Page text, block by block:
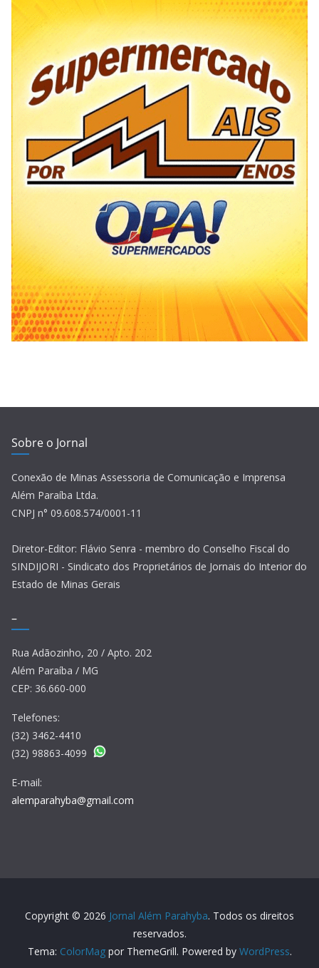
Sobre o Jornal
Conexão de Minas Assessoria de Comunicação e Imprensa
Além Paraíba Ltda.
CNPJ n° 09.608.574/0001-11
Diretor-Editor: Flávio Senra - membro do Conselho Fiscal do
SINDIJORI - Sindicato dos Proprietários de Jornais do Interior do
Estado de Minas Gerais
–
Rua Adãozinho, 20 / Apto. 202
Além Paraíba / MG
CEP: 36.660-000
Telefones:
(32) 3462-4410
(32) 98863-4099
E-mail:
alemparahyba@gmail.com
Copyright © 2026 Jornal Além Parahyba. Todos os direitos
reservados.
Tema: ColorMagpor ThemeGrill. Powered by WordPress.